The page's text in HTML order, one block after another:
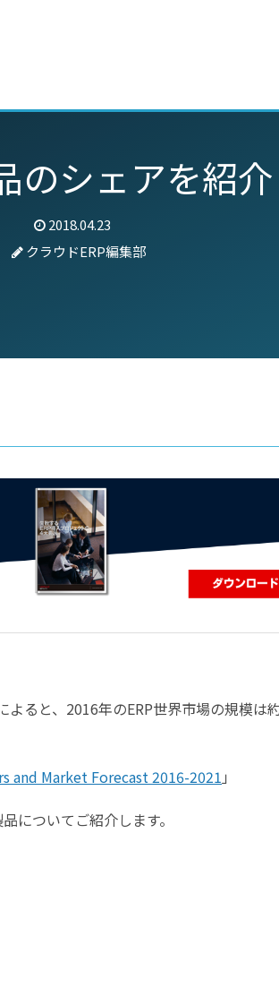
のシェアを紹介
2018.04.23
クラウドERP編集部
よると、2016年のERP世界市場の規模は
and Market Forecast 2016-2021 」
についてご紹介します。